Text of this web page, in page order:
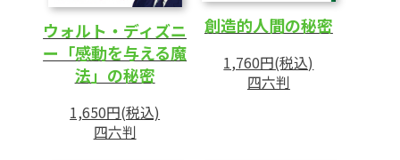
ウォルト・ディズニ
ー「感動を与える魔
法」の秘密
1,650円(税込)
四六判
創造的人間の秘密
1,760円(税込)
四六判